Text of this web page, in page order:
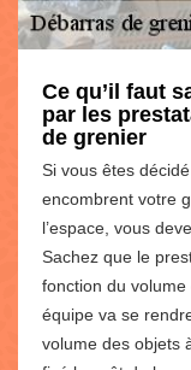
Ce qu’il faut
par les
de grenier
Si vous êtes
encombrent votre
l’espace, vous
Sachez que le
fonction du
équipe va se
volume des objets